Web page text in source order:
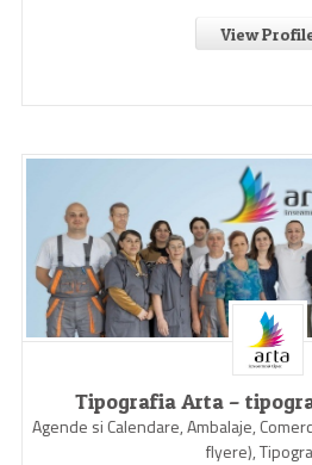
View
Tipografia Arta –
Agende si Calendare, Ambalaje,
flyere),